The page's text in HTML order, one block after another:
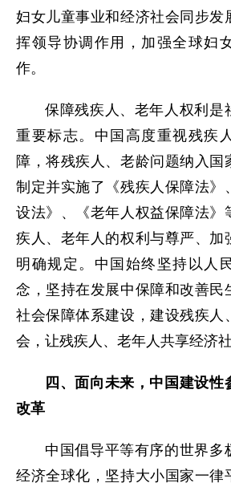
妇女儿童事业和经济社会同步发
挥领导协调作用，加强全球妇
作。
保障残疾人、老年人权利是
重要标志。中国高度重视残疾
障，将残疾人、老龄问题纳入国
制定并实施了《残疾人保障法》
设法》、《老年人权益保障法》
疾人、老年人的权利与尊严、加
明确规定。中国始终坚持以人
念，坚持在发展中保障和改善民
社会保障体系建设，建设残疾人
会，让残疾人、老年人共享经济
四、面向未来，中国建设性
改革
中国倡导平等有序的世界多
经济全球化，坚持大小国家一律